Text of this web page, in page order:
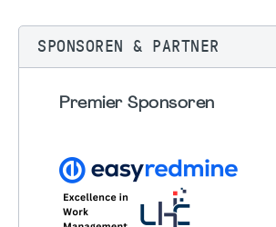
SPONSOREN & PARTNER
Premier Sponsoren